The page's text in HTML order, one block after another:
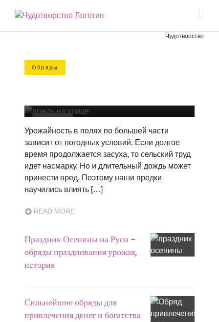
Чудотворство
Обряды
Как вызвать дождь на улице в
Урожайность в полях по большей части
зависит от погодных условий. Если долгое
время продолжается засуха, то сельский труд
идет насмарку. Но и длительный дождь может
принести вред. Поэтому наши предки
научились влиять […]
READ MORE
Праздник Осенины на Руси –
обряды празднования урожая,
история
Сильнейшие обряды для
привлечения денег и богатства